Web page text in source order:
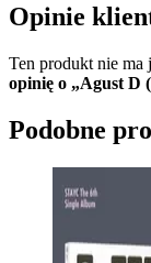
Opinie
Ten produkt nie ma
opinię o „Agust D
Podobne